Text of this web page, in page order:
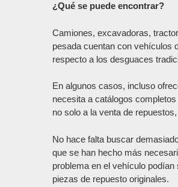
¿Qué se puede encontrar?
Camiones, excavadoras,
pesada cuentan con vehículos
respecto a los desguaces
En algunos casos, incluso
necesita a catálogos
no solo a la venta de
No hace falta buscar
que se han hecho más
problema en el vehículo
piezas de repuesto originales.